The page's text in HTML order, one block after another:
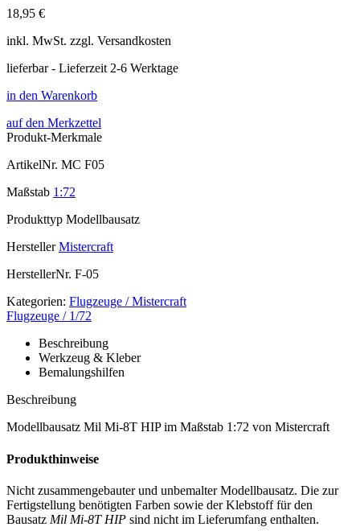
18,95 €
inkl. MwSt. zzgl. Versandkosten
lieferbar - Lieferzeit 2-6 Werktage
in den Warenkorb
auf den Merkzettel
Produkt-Merkmale
ArtikelNr. MC F05
Maßstab 1:72
Produkttyp Modellbausatz
Hersteller Mistercraft
HerstellerNr. F-05
Kategorien: Flugzeuge / Mistercraft
Flugzeuge / 1/72
Beschreibung
Werkzeug & Kleber
Bemalungshilfen
Beschreibung
Modellbausatz Mil Mi-8T HIP im Maßstab 1:72 von Mistercraft
Produkthinweise
Nicht zusammengebauter und unbemalter Modellbausatz. Die zur
Fertigstellung benötigten Farben sowie der Klebstoff für den
Bausatz Mil Mi-8T HIP sind nicht im Lieferumfang enthalten.